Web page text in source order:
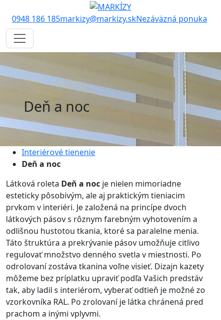
0948 186 185markizy@markizy.skNezáväzná ponuka
Deň a noc
Interiérové tienenie
Deň a noc
Látková roleta Deň a noc je nielen mimoriadne
esteticky pôsobivým, ale aj praktickým tieniacim
prvkom v interiéri. Je založená na princípe dvoch
látkových pásov s rôznym farebným vyhotovením a
odlišnou hustotou tkania, ktoré sa paralelne menia.
Táto štruktúra a prekrývanie pásov umožňuje citlivo
regulovať množstvo denného svetla v miestnosti. Po
odrolovaní zostáva tkanina voľne visieť. Dizajn kazety
môžeme bez príplatku upraviť podľa Vašich predstáv
tak, aby ladil s interiérom, vyberať odtieň je možné zo
vzorkovníka RAL. Po zrolovaní je látka chránená pred
prachom a inými vplyvmi.